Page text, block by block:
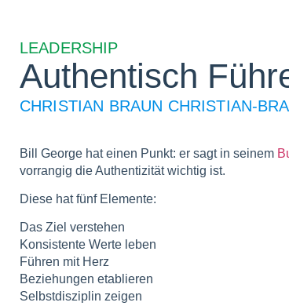
LEADERSHIP
Authentisch
CHRISTIAN BRAUN CHRISTIAN-
Bill George hat einen Punkt: er sagt in seinem
vorrangig die Authentizität wichtig ist.
Diese hat fünf Elemente:
Das Ziel verstehen
Konsistente Werte leben
Führen mit Herz
Beziehungen etablieren
Selbstdisziplin zeigen